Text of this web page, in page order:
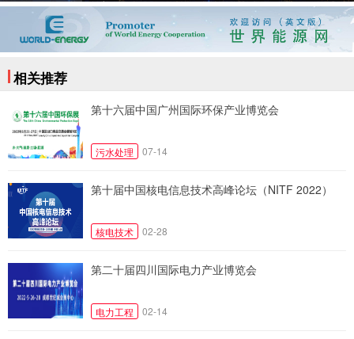
相关推荐
第十六届中国广州国际环保产业博览会
污水处理 07-14
第十届中国核电信息技术高峰论坛（NITF 2022）
核电技术 02-28
第二十届四川国际电力产业博览会
电力工程 02-14